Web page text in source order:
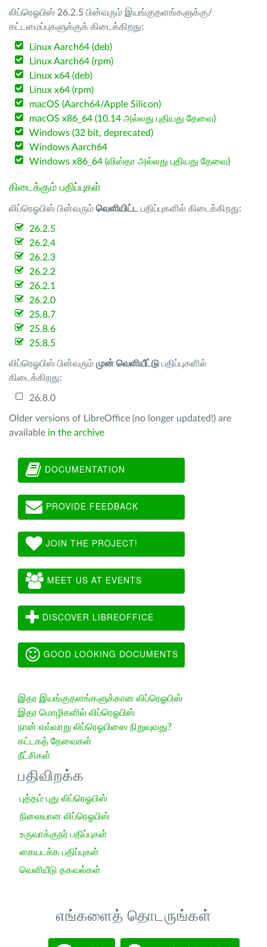
லிப்ரெஓபிஸ் 26.2.5 பின்வரும் இயங்குதளங்களுக்கு/
கட்டமைப்புகளுக்குக் கிடைக்கிறது:
Linux Aarch64 (deb)
Linux Aarch64 (rpm)
Linux x64 (deb)
Linux x64 (rpm)
macOS (Aarch64/Apple Silicon)
macOS x86_64 (10.14 அல்லது புதியது தேவை)
Windows (32 bit, deprecated)
Windows Aarch64
Windows x86_64 (விஸ்தா அல்லது புதியது தேவை)
கிடைக்கும் பதிப்புகள்
லிப்ரெஓபிஸ் பின்வரும் வெளியிட்ட பதிப்புகளில் கிடைக்கிறது:
26.2.5
26.2.4
26.2.3
26.2.2
26.2.1
26.2.0
25.8.7
25.8.6
25.8.5
லிப்ரெஓபிஸ் பின்வரும் முன் வெளியீட்டு பதிப்புகளில்
கிடைக்கிறது:
26.8.0
Older versions of LibreOffice (no longer updated!) are
available in the archive
DOCUMENTATION
PROVIDE FEEDBACK
JOIN THE PROJECT!
MEET US AT EVENTS
DISCOVER LIBREOFFICE
GOOD LOOKING DOCUMENTS
இதர இயங்குதளங்களுக்கான லிப்ரெஓபிஸ்
இதர மொழிகளில் லிப்ரெஓபிஸ்
நான் எவ்வாறு லிப்ரெஓபிஸை நிறுவுவது?
கட்டகத் தேவைகள்
நீட்சிகள்
பதிவிறக்க
புத்தம் புது லிப்ரெஓபிஸ்
நிலையான லிப்ரெஓபிஸ்
உருவாக்குநர் பதிப்புகள்
கையடக்க பதிப்புகள்
வெளியீடு தகவல்கள்
எங்களைத் தொடருங்கள்